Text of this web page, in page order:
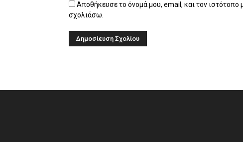
Αποθήκευσε το όνομά μου, email, και τον
σχολιάσω.